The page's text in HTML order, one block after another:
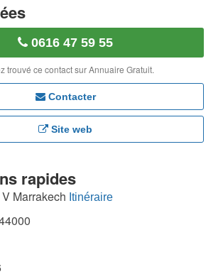
0616 47 59 55
trouvé ce contact sur Annuaire Gratuit.
Contacter
Site web
rapides
Marrakech Itinéraire